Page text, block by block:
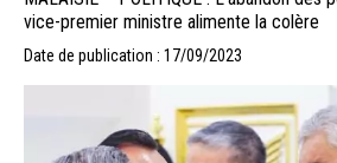
vice-premier ministre alimente la colère
Date de publication : 17/09/2023